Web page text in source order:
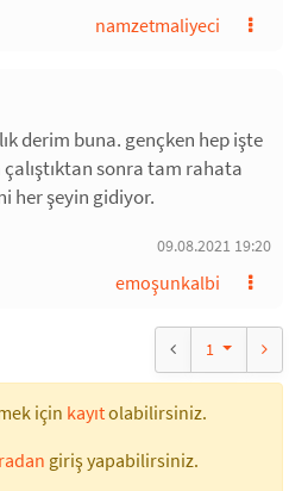
namzetmaliyeci
derim buna. gençken hep işte
sonra tam rahata
her şeyin gidiyor.
09.08.2021 19:20
emoşunkalbi
1
için kayıtolabilirsiniz.
giriş yapabilirsiniz.